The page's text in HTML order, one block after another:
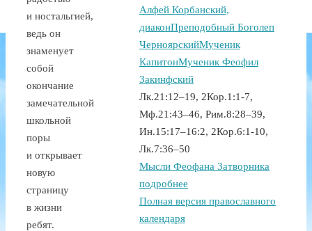
и ностальгией,
ведь он
знаменует
собой
окончание
замечательной
школьной
поры
и открывает
новую
страницу
в жизни
ребят.
Алфей Корбанский,
диаконПреподобный Боголеп
ЧерноярскийМученик
КапитонМученик Феофил
Закинфский
Лк.21:12–19, 2Кор.1:1-7,
Мф.21:43–46, Рим.8:28–39,
Ин.15:17–16:2, 2Кор.6:1-10,
Лк.7:36–50
Мысли Феофана Затворника
подробнее
Полная версия православного
календаря